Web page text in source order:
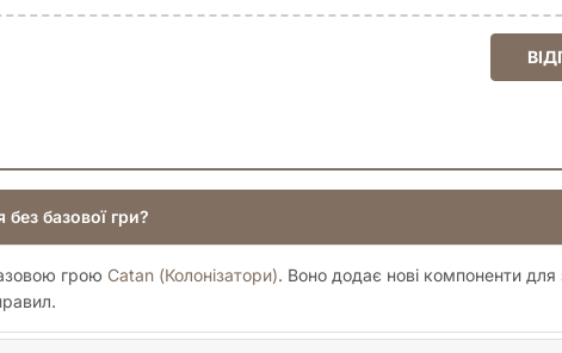
базової гри?
грою Catan (Колонізатори). Воно додає нові компоненти для